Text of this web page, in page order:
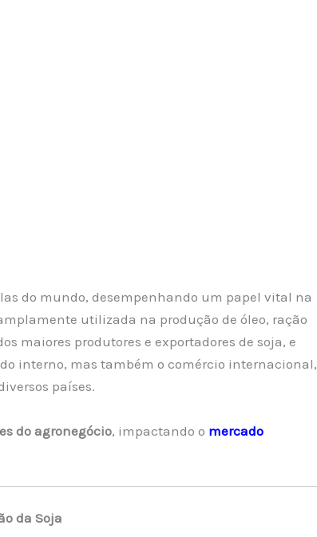
do mundo, desempenhando um papel vital na
utilizada na produção de óleo, ração
maiores produtores e exportadores de soja, e
interno, mas também o comércio internacional,
países.
do agronegócio, impactando o mercado
da Soja